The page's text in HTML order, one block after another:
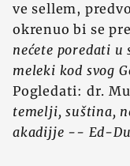
ve sellem,
okrenuo bi se
nećete poredati u
meleki kod svog
Pogledati: dr.
temelji, suština,
akadijje -- Ed-